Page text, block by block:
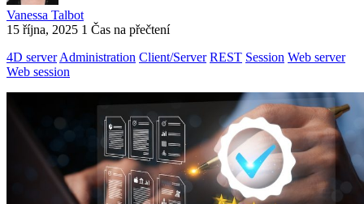
Vanessa Talbot
15 října, 2025 1 Čas na přečtení
4D server Administration Client/Server REST Session Web server
Web session